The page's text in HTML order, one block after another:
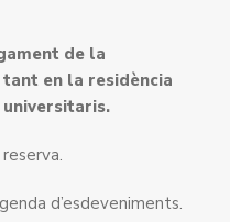
de la
en la residència
d’esdeveniments.